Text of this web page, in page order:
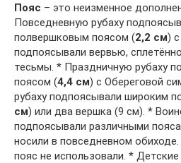
Пояс – это неизменное
Повседневную рубаху
полвершковым поясом (2,2 см)
подпоясывали вервью,
тесьмы. * Праздничную рубаху
поясом (4,4 см) с Обереговой
рубаху подпоясывали широким
см) или два вершка (9 см). *
подпоясывали различными
носили в повседневном
пояс не использовали. *